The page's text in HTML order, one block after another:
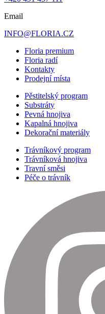
Email
INFO@FLORIA.CZ
Floria premium
Floria radí
Kontakty
Prodejní místa
Pěstitelský program
Substráty
Pevná hnojiva
Kapalná hnojiva
Dekorační materiály
Trávníkový program
Trávníková hnojiva
Travní směsi
Péče o trávník